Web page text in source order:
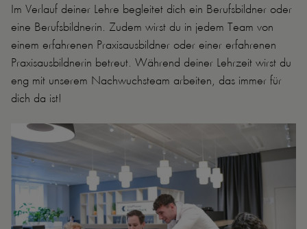
Im Verlauf deiner Lehre begleitet dich ein Berufsbildner oder
eine Berufsbildnerin. Zudem wirst du in jedem Team von
einem erfahrenen Praxisausbildner oder einer erfahrenen
Praxisausbildnerin betreut. Während deiner Lehrzeit wirst du
eng mit unserem Nachwuchsteam arbeiten, das immer für
dich da ist!